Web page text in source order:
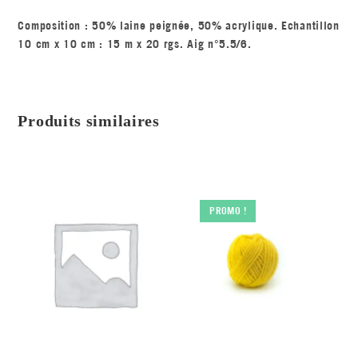
Composition : 50% laine peignée, 50% acrylique. Echantillon
10 cm x 10 cm : 15 m x 20 rgs. Aig n°5.5/6.
Produits similaires
PROMO !